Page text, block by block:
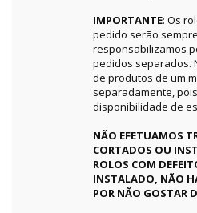
IMPORTANTE: Os
pedido serão
responsabilizamos
pedidos separados.
de produtos de um
separadamente,
disponibilidade de
NÃO EFETUAMOS
CORTADOS OU
ROLOS COM
INSTALADO, NÃO
POR NÃO GOSTAR